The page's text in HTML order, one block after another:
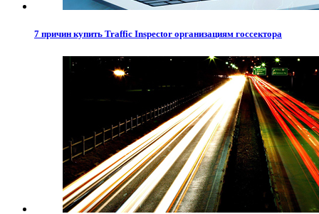
7 причин купить Traffic Inspector организациям госсектора